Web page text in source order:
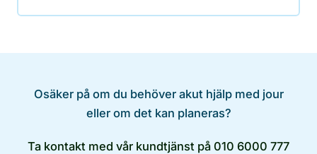
Osäker på om du behöver akut hjälp med jour
eller om det kan planeras?
Ta kontakt med vår kundtjänst på 010 6000 777